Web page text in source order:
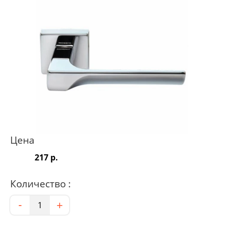
Цена
217 р.
Количество :
Количество
- +